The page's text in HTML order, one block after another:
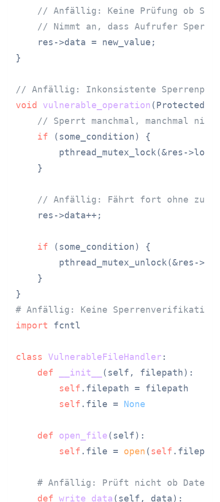
// Anfällig: Keine Prüfung ob
// Nimmt an, dass Aufrufer
    res->data = new_value;
}
// Anfällig: Inkonsistente
void
vulnerable_operation
// Sperrt manchmal, manchmal
if (some_condition) {
pthread_mutex_lock(&res-
    }
// Anfällig: Fährt fort ohne zu
    res->data++;
if (some_condition) {
pthread_mutex_unlock(&res-
    }
# Anfällig: Keine Sperrenverifikation
import fcntl
class VulnerableFileHandler :
def
__init__ ( self, filepath):
self .filepath = filepath
self .file = None
def open_file( self):
self .file = open( self
# Anfällig: Prüft nicht ob Datei
def write_data( self, data):